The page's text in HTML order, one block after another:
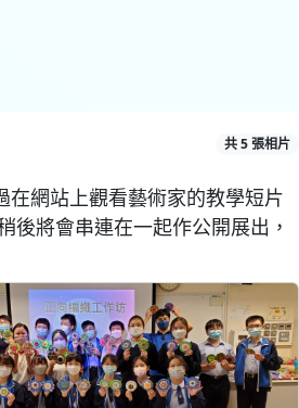
共 5 張相片
網站上觀看藝術家的教學短片
後將會串連在一起作公開展出，